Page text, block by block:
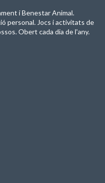
i Benestar Animal.
personal. Jocs i activitats de
Obert cada dia de l'any.